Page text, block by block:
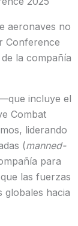
aeronaves no
Conference
la compañía
incluye el
Combat
liderando
(manned-
para
las fuerzas
globales hacia